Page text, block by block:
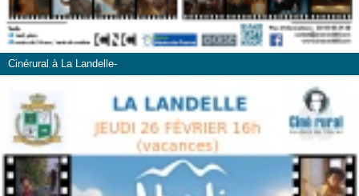
Cinérural à La Landelle-